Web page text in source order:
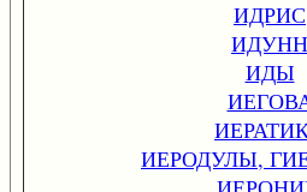
ИДРИС
ИДУНН
ИДЫ
ИЕРОДУЛЫ,